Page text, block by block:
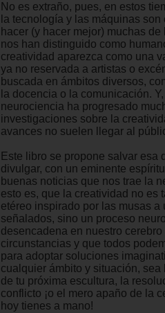
No es extraño, pues, en estos
la tecnología y las máquinas son
hacer (y hacer mejor) muchas
nos han distinguido como
creatividad aparezca como una
ya no reservada a artistas o
buscada en ámbitos diversos,
la docencia o la comunicación.
neurociencia ha progresado
investigaciones sobre la
avances no suelen llegar al
Este libro se propone salvar esa
divulgar, con un eminente
buenas noticias que nos trae la
esto es, que la creatividad no es
etéreo inspirado por las musas a
señalados, sino un proceso
desencadena en nuestro
circunstancias y que todos
para adoptar soluciones
cualquier ámbito y situación,
de tu próxima escultura, la
conflicto ¡o el mero apaño de la
hoy tienes a mano!